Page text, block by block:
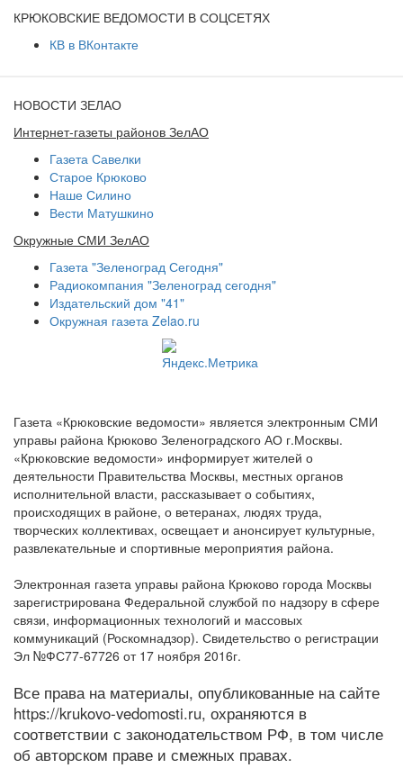
КРЮКОВСКИЕ ВЕДОМОСТИ В СОЦСЕТЯХ
КВ в ВКонтакте
НОВОСТИ ЗЕЛАО
Интернет-газеты районов ЗелАО
Газета Савелки
Старое Крюково
Наше Силино
Вести Матушкино
Окружные СМИ ЗелАО
Газета "Зеленоград Сегодня"
Радиокомпания "Зеленоград сегодня"
Издательский дом "41"
Окружная газета Zelao.ru
Газета «Крюковские ведомости» является электронным СМИ
управы района Крюково Зеленоградского АО г.Москвы.
«Крюковские ведомости» информирует жителей о
деятельности Правительства Москвы, местных органов
исполнительной власти, рассказывает о событиях,
происходящих в районе, о ветеранах, людях труда,
творческих коллективах, освещает и анонсирует культурные,
развлекательные и спортивные мероприятия района.
Электронная газета управы района Крюково города Москвы
зарегистрирована Федеральной службой по надзору в сфере
связи, информационных технологий и массовых
коммуникаций (Роскомнадзор). Свидетельство о регистрации
Эл №ФС77-67726 от 17 ноября 2016г.
Все права на материалы, опубликованные на сайте
https://krukovo-vedomosti.ru, охраняются в
соответствии с законодательством РФ, в том числе
об авторском праве и смежных правах.